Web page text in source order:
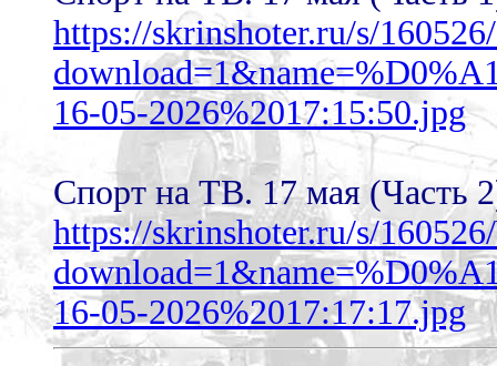
https://skrinshoter.ru/s/
16-05-2026%2017:15:50.jpg
Спорт на ТВ. 17 мая (Часть
https://skrinshoter.ru/s/
16-05-2026%2017:17:17.jpg